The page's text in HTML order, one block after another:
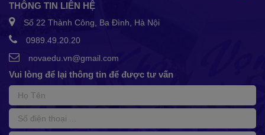
THÔNG TIN LIÊN HỆ
Số 22 Thành Công, Ba Đình, Hà Nội
0989.49.20.20
novaedu.vn@gmail.com
Vui lòng để lại thông tin để được tư vấn